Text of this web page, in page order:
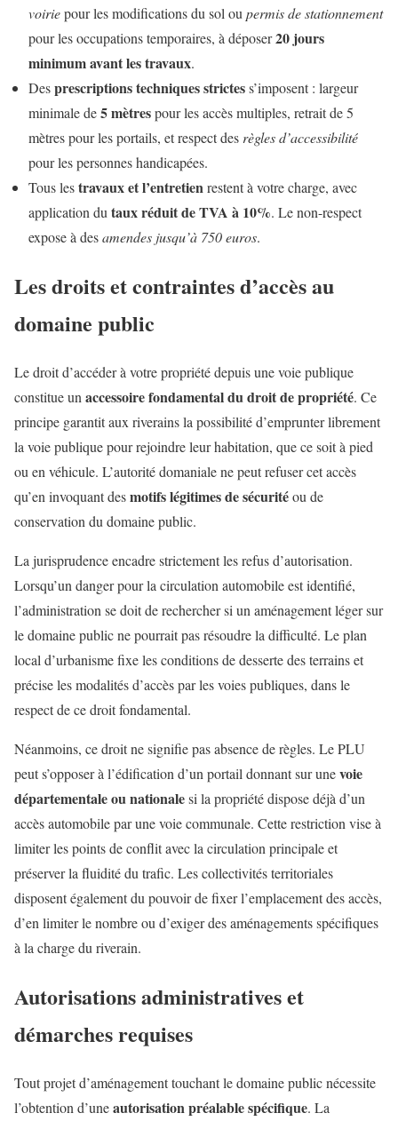
voiriepour les modifications du sol ou permis de stationnement
pour les occupations temporaires, à déposer20 jours
minimum avant les travaux.
Desprescriptions techniques strictess’imposent : largeur
minimale de5 mètrespour les accès multiples, retrait de 5
mètres pour les portails, et respect des règles d’accessibilité
pour les personnes handicapées.
Tous lestravaux et l’entretienrestent à votre charge, avec
application du taux réduit de TVA à 10%. Le non-respect
expose à desamendes jusqu’à 750 euros.
Les droits et contraintes d’accès au
domaine public
Le droit d’accéder à votre propriété depuis une voie publique
constitue un accessoire fondamental du droit de propriété. Ce
principe garantit aux riverains la possibilité d’emprunter librement
la voie publique pour rejoindre leur habitation, que ce soit à pied
ou en véhicule. L’autorité domaniale ne peut refuser cet accès
qu’en invoquant desmotifs légitimes de sécuritéou de
conservation du domaine public.
La jurisprudence encadre strictement les refus d’autorisation.
Lorsqu’un danger pour la circulation automobile est identifié,
l’administration se doit de rechercher si un aménagement léger sur
le domaine public ne pourrait pas résoudre la difficulté. Le plan
local d’urbanisme fixe les conditions de desserte des terrains et
précise les modalités d’accès par les voies publiques, dans le
respect de ce droit fondamental.
Néanmoins, ce droit ne signifie pas absence de règles. Le PLU
peut s’opposer à l’édification d’un portail donnant sur unevoie
départementale ou nationalesi la propriété dispose déjà d’un
accès automobile par une voie communale. Cette restriction vise à
limiter les points de conflit avec la circulation principale et
préserver la fluidité du trafic. Les collectivités territoriales
disposent également du pouvoir de fixer l’emplacement des accès,
d’en limiter le nombre ou d’exiger des aménagements spécifiques
à la charge du riverain.
Autorisations administratives et
démarches requises
Tout projet d’aménagement touchant le domaine public nécessite
l’obtention d’uneautorisation préalable spécifique. La